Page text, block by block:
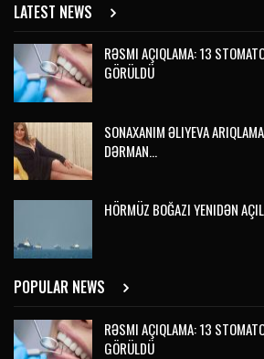
LATEST NEWS
RƏSMI AÇIQLAMA: 13
GÖRÜLDÜ
SONAXANIM ƏLIYEVA
DƏRMAN…
HÖRMÜZ BOĞAZI YENIDƏN
POPULAR NEWS
RƏSMI AÇIQLAMA: 13
GÖRÜLDÜ